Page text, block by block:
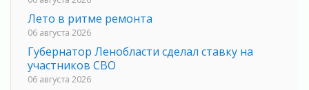
Лето в ритме ремонта
06 августа 2026
Губернатор Ленобласти сделал ставку на
участников СВО
06 августа 2026